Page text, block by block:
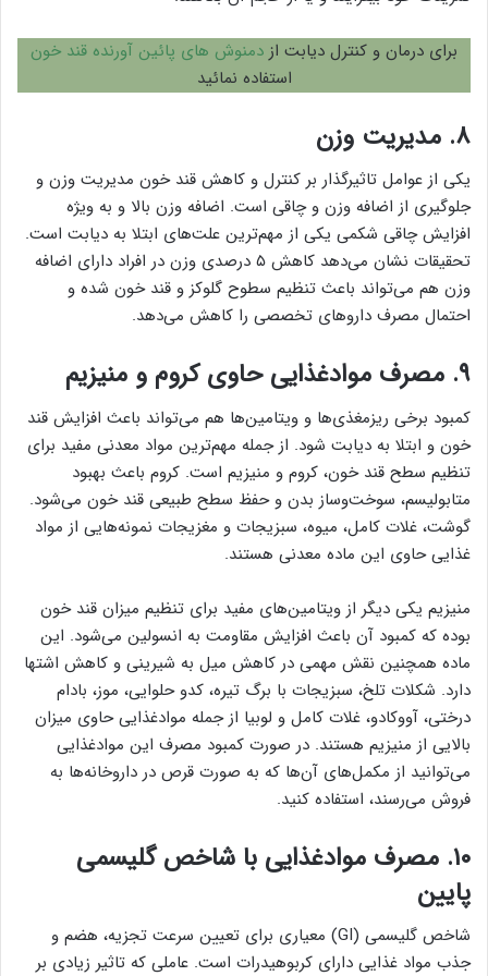
برای درمان و کنترل دیابت از دمنوش های پائین آورنده قند خون
استفاده نمائید
۸. مدیریت وزن
یکی از عوامل تاثیرگذار بر کنترل و کاهش قند خون مدیریت وزن و
جلوگیری از اضافه وزن و چاقی است. اضافه وزن بالا و به ویژه
افزایش چاقی شکمی یکی از مهم‌ترین علت‌های ابتلا به دیابت است.
تحقیقات نشان می‌دهد کاهش ۵ درصدی وزن در افراد دارای اضافه
وزن هم می‌تواند باعث تنظیم سطوح گلوکز و قند خون شده و
احتمال مصرف داروهای تخصصی را کاهش می‌دهد.
۹. مصرف موادغذایی حاوی کروم و منیزیم
کمبود برخی ریزمغذی‌ها و ویتامین‌ها هم می‌تواند باعث افزایش قند
خون و ابتلا به دیابت شود. از جمله مهم‌ترین مواد معدنی مفید برای
تنظیم سطح قند خون، کروم و منیزیم است. کروم باعث بهبود
متابولیسم، سوخت‌وساز بدن و حفظ سطح طبیعی قند خون می‌شود.
گوشت، غلات کامل، میوه، سبزیجات و مغزیجات نمونه‌هایی از مواد
غذایی حاوی این ماده معدنی هستند.
منیزیم یکی دیگر از ویتامین‌های مفید برای تنظیم میزان قند خون
بوده که کمبود آن باعث افزایش مقاومت به انسولین می‌شود. این
ماده همچنین نقش مهمی در کاهش میل به شیرینی و کاهش اشتها
دارد. شکلات تلخ، سبزیجات با برگ تیره، کدو حلوایی، موز، بادام
درختی، آووکادو، غلات کامل و لوبیا از جمله موادغذایی حاوی میزان
بالایی از منیزیم هستند. در صورت کمبود مصرف این موادغذایی
می‌توانید از مکمل‌های آن‌ها که به صورت قرص در داروخانه‌ها به
فروش می‌رسند، استفاده کنید.
۱۰. مصرف موادغذایی با شاخص گلیسمی
پایین
شاخص گلیسمی (GI) معیاری برای تعیین سرعت تجزیه، هضم و
جذب مواد غذایی دارای کربوهیدرات است. عاملی که تاثیر زیادی بر